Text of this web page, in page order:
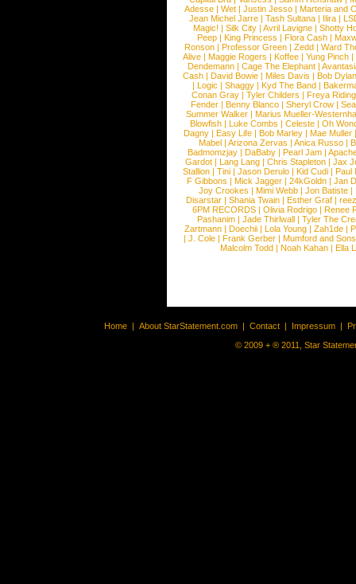
Adesse |Wet |Justin Jesso |Marteria and
Jean Michel Jarre |Tash Sultana | Ilira |
Magic! | Silk City | Avril Lavigne | Shotty
Peep |King Princess |Flora Cash |
Ronson |Professor Green |Zedd |Ward
Alive |Maggie Rogers |Koffee |Yung Pinch |
Dendemann |Cage The Elephant |
Cash | David Bowie | Miles Davis | Bob Dylan
|Logic |Shaggy |Kyd The Band |
Conan Gray |Tyler Childers |Freya
Fender |Benny Blanco |Sheryl Crow |
Summer Walker |Marius Mueller-
Blowfish | Luke Combs | Celeste | Oh
Dagny |Easy Life |Bob Marley |Mae Muller
Mabel |Arizona Zervas |Anica Russo |
Badmomzjay |DaBaby |Pearl Jam |
Gardot | Lang Lang | Chris Stapleton | Jax
Stallion |Tini |Jason Derulo |Kid Cudi |Paul
F Gibbons | Mick Jagger | 24kGoldn | Jan
Joy Crookes | Mimi Webb | Jon Batiste |
Disarstar | Shania Twain | Esther Graf |
6PM RECORDS | Olivia Rodrigo | Renee
Pashanim |Jade Thirlwall |Tyler The
Zartmann | Doechii | Lola Young | Zah1de |
| J. Cole | Frank Gerber | Mumford and Sons
Malcolm Todd | Noah Kahan | Ella
Home | About StarStatement.com | Contact | Impressum |
© 2009 + ® 2011, Star